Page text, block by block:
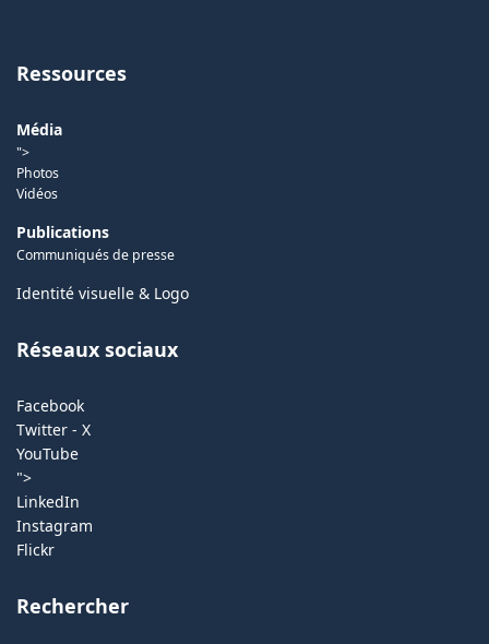
Ressources
Média
">
Photos
Vidéos
Publications
Communiqués de presse
Identité visuelle & Logo
Réseaux sociaux
Facebook
Twitter - X
YouTube
">
LinkedIn
Instagram
Flickr
Rechercher